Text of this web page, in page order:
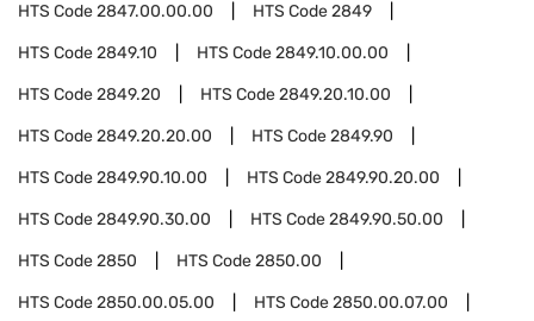
HTS Code2847.00.00.00 HTS Code2849
HTS Code2849.10 HTS Code2849.10.00.00
HTS Code2849.20 HTS Code2849.20.10.00
HTS Code2849.20.20.00 HTS Code2849.90
HTS Code2849.90.10.00 HTS Code2849.90.20.00
HTS Code2849.90.30.00 HTS Code2849.90.50.00
HTS Code2850 HTS Code2850.00
HTS Code2850.00.05.00 HTS Code2850.00.07.00